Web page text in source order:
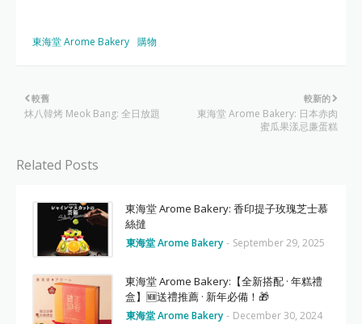
東海堂 Arome Bakery 購物
較新的
東海堂 Arome Bakery: 日本赤肉
蜜瓜果漾忌廉蛋糕
較舊
炑八韓烤 Meok Bang: 全日放題
Related Posts
東海堂 Arome Bakery: 香印提子玫瑰芝士慕
絲撻
東海堂 Arome Bakery - September 29, 2025
東海堂 Arome Bakery:【全新搭配 · 年糕禮
盒】🆕送禮推薦 · 新年必備！🎁
東海堂 Arome Bakery - December 30, 2024